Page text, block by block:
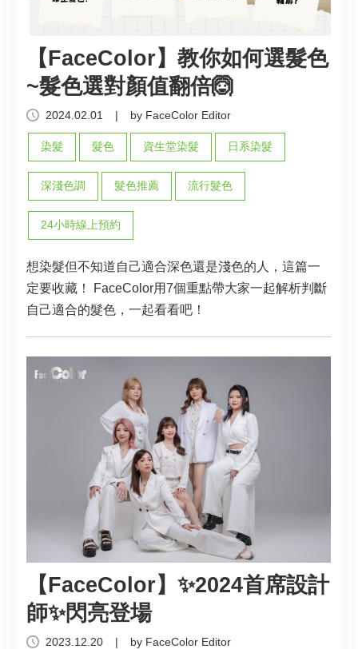
【FaceColor】教你如何選髮色
~髮色選對顏值翻倍🙆
2024.02.01 | by FaceColor Editor
染髮 髮色 資生堂染髮 日系染髮
深淺色調 髮色推薦 流行髮色
24小時線上預約
想染髮但不知道自己適合深色還是淺色的人，這篇一
定要收藏！ FaceColor用7個重點帶大家一起解析判斷
自己適合的髮色，一起看看吧！
【FaceColor】✨2024首席設計
師✨閃亮登場
2023.12.20 | by FaceColor Editor